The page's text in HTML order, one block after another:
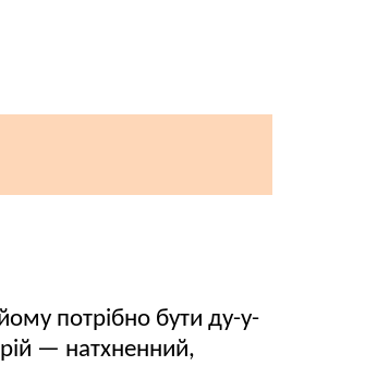
потрібно бути ду-у-
— натхненний,